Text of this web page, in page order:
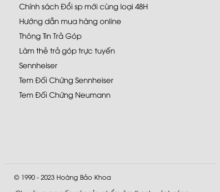
Chính sách Đổi sp mới cùng loại 48H
Hướng dẫn mua hàng online
Thông Tin Trả Góp
Làm thẻ trả góp trực tuyến
Sennheiser
Tem Đối Chứng Sennheiser
Tem Đối Chứng Neumann
© 1990 - 2023 Hoàng Bảo Khoa